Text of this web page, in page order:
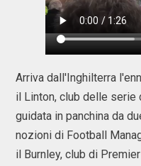
Arriva dall'Inghilterra
il Linton, club delle
guidata in panchina da
nozioni di Football
il Burnley, club di